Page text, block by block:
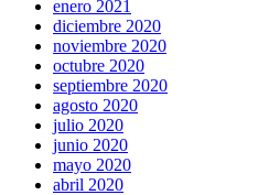
enero 2021
diciembre 2020
noviembre 2020
octubre 2020
septiembre 2020
agosto 2020
julio 2020
junio 2020
mayo 2020
abril 2020